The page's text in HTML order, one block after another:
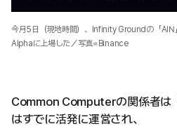
今月5日（現地時間）、Infinity Groundの「
Alphaに上場した／写真=Binance
Common Computerの関係者は
はすでに活発に運営され、